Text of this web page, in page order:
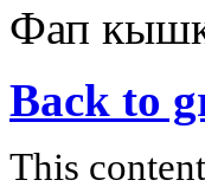
Фап
Back to
This